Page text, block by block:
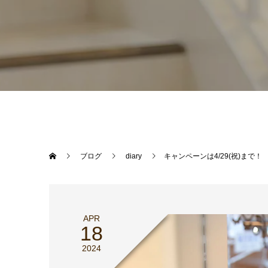
ブログ diary キャンペーンは4/29(祝)まで！
APR
18
2024